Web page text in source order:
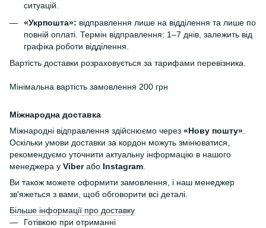
ситуацій.
«Укрпошта»: відправлення лише на відділення та лише по
повній оплаті. Термін відправлення: 1–7 днів, залежить від
графіка роботи відділення.
Вартість доставки розраховується за тарифами перевізника.
Мінімальна вартість замовлення 200 грн
Міжнародна доставка
Міжнародні відправлення здійснюємо через «Нову пошту»
Оскільки умови доставки за кордон можуть змінюватися,
рекомендуємо уточнити актуальну інформацію в нашого
менеджера у Viberабо Instagram
Ви також можете оформити замовлення, і наш менеджер
зв'яжеться з вами, щоб обговорити всі деталі.
Більше інформації про доставку
Готівкою при отриманні